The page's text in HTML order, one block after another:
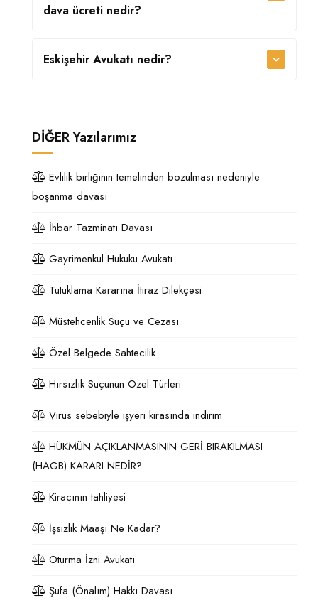
dava ücreti nedir?
Eskişehir Avukatı nedir?
DİĞERYazılarımız
Evlilik birliğinin temelinden bozulması nedeniyle
boşanma davası
İhbar Tazminatı Davası
Gayrimenkul Hukuku Avukatı
Tutuklama Kararına İtiraz Dilekçesi
Müstehcenlik Suçu ve Cezası
Özel Belgede Sahtecilik
Hırsızlık Suçunun Özel Türleri
Virüs sebebiyle işyeri kirasında indirim
HÜKMÜN AÇIKLANMASININ GERİ BIRAKILMASI
(HAGB) KARARI NEDİR?
Kiracının tahliyesi
İşsizlik Maaşı Ne Kadar?
Oturma İzni Avukatı
Şufa (Önalım) Hakkı Davası